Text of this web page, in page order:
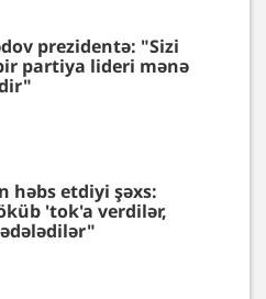
prezidentə: "Sizi
partiya lideri mənə
həbs etdiyi şəxs:
'tok'a verdilər,